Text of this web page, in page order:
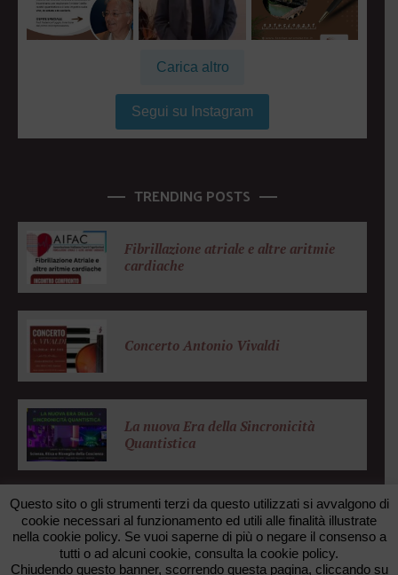
Carica altro
Segui su Instagram
TRENDING POSTS
Fibrillazione atriale e altre aritmie
cardiache
Concerto Antonio Vivaldi
La nuova Era della Sincronicità
Quantistica
© 2026 FONDAZIONE ZANOTTO. All rights reserved. •
FAXUNO WEB AGENCY
Questo sito o gli strumenti terzi da questo utilizzati si avvalgono di
cookie necessari al funzionamento ed utili alle finalità illustrate
nella cookie policy. Se vuoi saperne di più o negare il consenso a
tutti o ad alcuni cookie, consulta la cookie policy.
Chiudendo questo banner, scorrendo questa pagina, cliccando su